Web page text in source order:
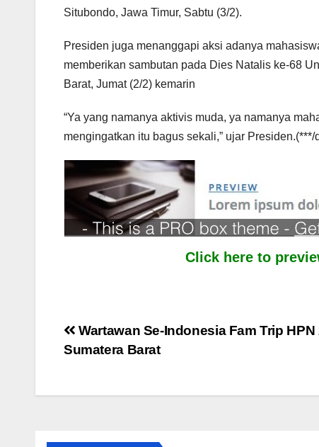
Situbondo, Jawa Timur, Sabtu (3/2).
Presiden juga menanggapi aksi adanya
memberikan sambutan pada Dies Natalis ke-68
Barat, Jumat (2/2) kemarin
“Ya yang namanya aktivis muda, ya namanya
mengingatkan itu bagus sekali,” ujar Presiden.(***/
Click here to
Post
Wartawan Se-Indonesia Fam Trip HPN
Sumatera Barat